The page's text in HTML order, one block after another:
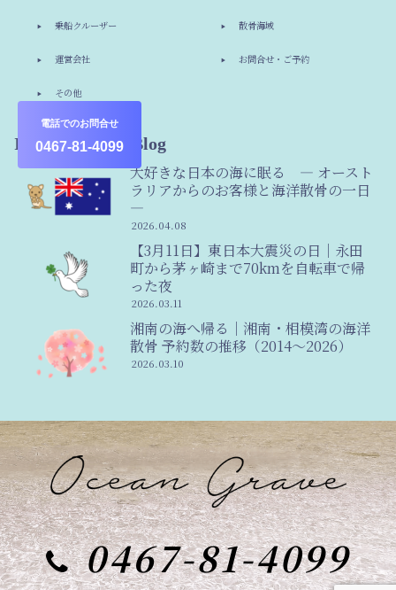
電話でのお問合せ
0467-81-4099
乗船クルーザー 散骨海域
運営会社 お問合せ・ご予約
その他
Information & Blog
大好きな日本の海に眠る ― オースト
ラリアからのお客様と海洋散骨の一日
―
2026.04.08
【3月11日】東日本大震災の日｜永田
町から茅ヶ崎まで70kmを自転車で帰
った夜
2026.03.11
湘南の海へ帰る｜湘南・相模湾の海洋
散骨 予約数の推移（2014〜2026）
2026.03.10
0467-81-4099